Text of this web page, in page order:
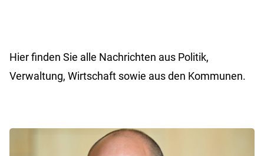
Hier finden Sie alle Nachrichten aus Politik,
Verwaltung, Wirtschaft sowie aus den Kommunen.